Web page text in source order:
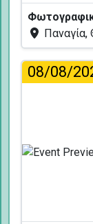
Παναγία,
08/08/